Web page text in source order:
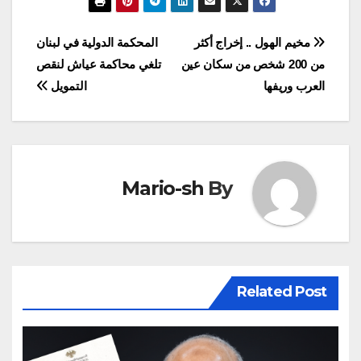
تصفّح
المقالات
المحكمة الدولية في لبنان
تلغي محاكمة عياش لنقص
التمويل
مخيم الهول .. إخراج أكثر
من 200 شخص من سكان عين
العرب وريفها
By
Mario-sh
Related Post